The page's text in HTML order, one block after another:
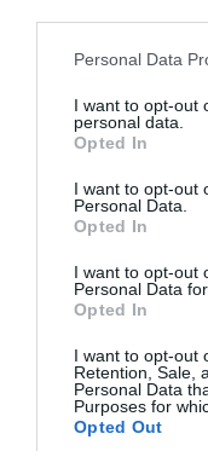
Please note that this
not limited to your
grant or deny
use your data for
consent section.
Personal Data
I want to opt-out
personal data.
Opted In
I want to opt-out
Personal Data.
Opted In
I want to opt-out
Personal Data
Opted In
I want to opt-out
Retention, Sale,
Personal Data
Purposes for
Opted Out
Ν.Τραμπ:
απομακρύνει
σκηνής – «Δεν
06.08.2026 | 07:51